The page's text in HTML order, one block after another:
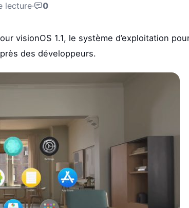
lecture· 0
visionOS 1.1, le système d’exploitation
des développeurs.